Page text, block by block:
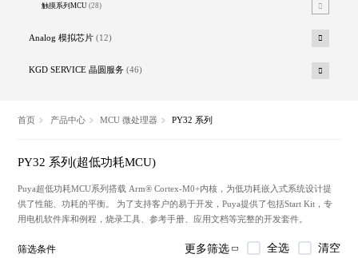
触摸系列MCU(28)
Analog 模拟芯片 (12)
KGD SERVICE 晶圆服务 (46)
首页 产品中心 MCU 微处理器 PY32 系列
PY32 系列(超低功耗MCU)
Puya超低功耗MCU系列搭载 Arm® Cortex-M0+内核，为低功耗嵌入式系统设计提
供了性能、功耗的平衡。 为了支持客户的易于开发，Puya提供了包括Start Kit，专
用电机软件库和例程，烧录工具、参考手册、应用文档等完整的开发套件。
筛选条件 更多筛选 全选 清空